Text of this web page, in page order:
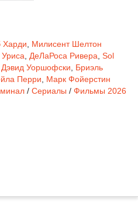
Харди
Милисент Шелтон
ДеЛаРоса Ривера Sol
Дэвид Уоршофски
Бриэль
Перри
Марк Фойерстин
/ Сериалы / Фильмы 2026